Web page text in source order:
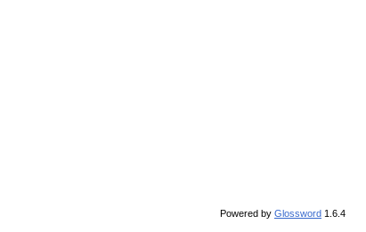
Powered by Glossword 1.6.4